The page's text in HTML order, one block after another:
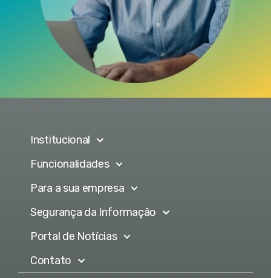
Institucional
Funcionalidades
Para a sua empresa
Segurança da Informação
Portal de Notícias
Contato